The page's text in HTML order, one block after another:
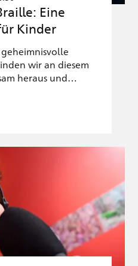
Eine
Kinder
wir an diesem
heraus und…